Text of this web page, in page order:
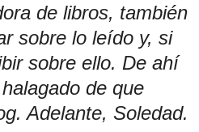
de libros, también
sobre lo leído y, si
sobre ello. De ahí
de que
Adelante, Soledad.